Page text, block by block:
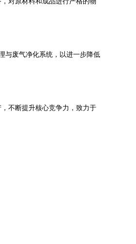
与废气净化系统，以进一步降低
不断提升核心竞争力，致力于